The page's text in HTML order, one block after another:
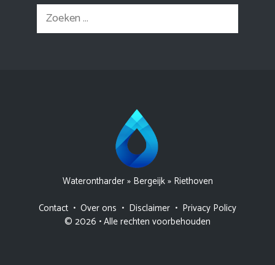
Zoek
naar:
Waterontharder» Bergeijk» Riethoven
Contact • Over ons • Disclaimer • Privacy Policy
© 2026 • Alle rechten voorbehouden